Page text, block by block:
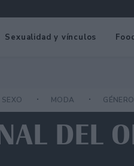
Sexualidad y vínculos
SEXO MODA GÉNERO
DEL